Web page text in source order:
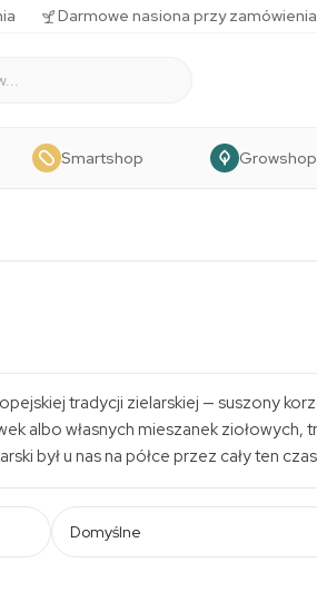
Darmowe nasiona przy
Smartshop Growshop
tradycji zielarskiej — suszony
albo własnych mieszanek ziołowych,
był u nas na półce przez cały ten
Domyślne